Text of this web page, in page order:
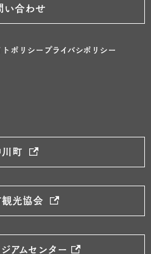
い合わせ
トポリシー プライバシポリシー
町
光協会
アムセンター